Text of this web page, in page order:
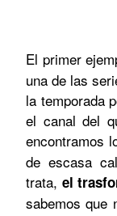
El primer
una de las
la temporada
el canal del
encontramos
de escasa
trata, el
sabemos que